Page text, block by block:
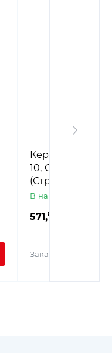
Керамическая
10, Ground,
(Струйная
столетнюю
В наличии
571,86
Заказ в 1 клик